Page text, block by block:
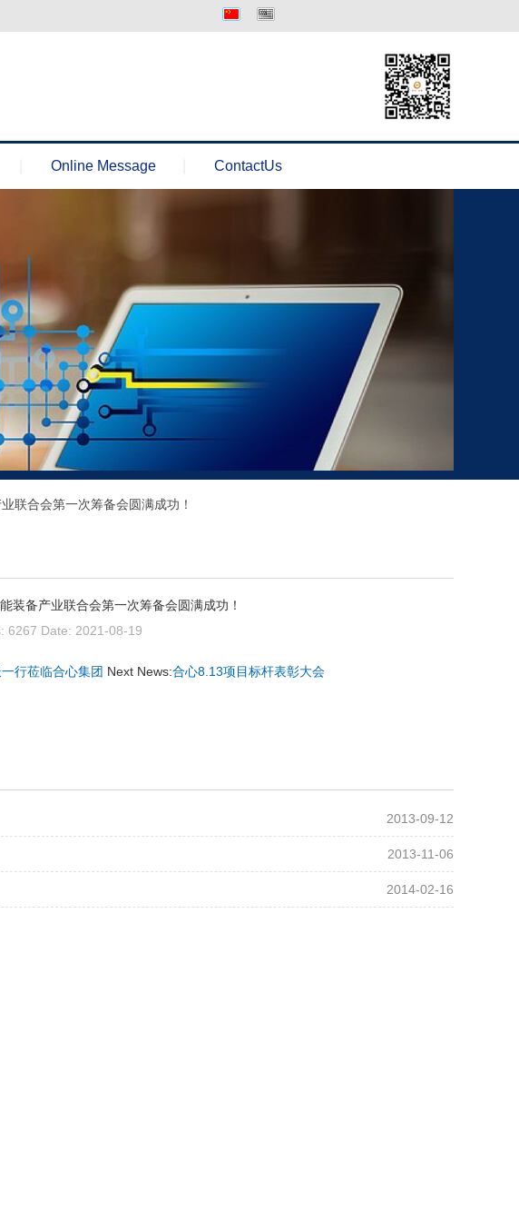
Online Message ContactUs
联合会第一次筹备会圆满成功！
装备产业联合会第一次筹备会圆满成功！
6267 Date: 2021-08-19
行莅临合心集团 Next News:合心8.13项目标杆表彰大会
2013-09-12
2013-11-06
2014-02-16